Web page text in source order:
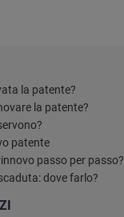
la patente?
la patente?
patente
passo per passo?
dove farlo?